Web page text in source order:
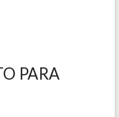
PARA